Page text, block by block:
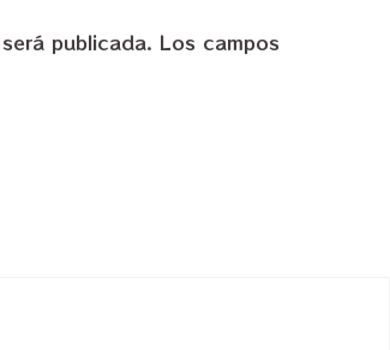
publicada. Los campos